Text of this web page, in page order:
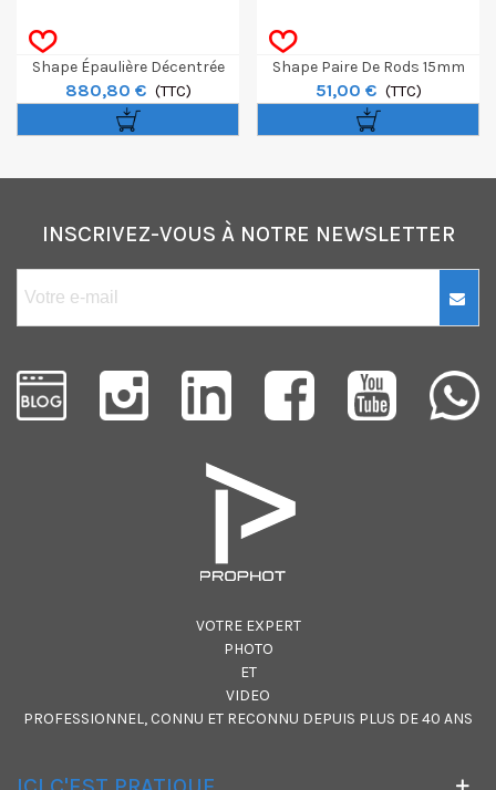
Shape Épaulière Décentrée
Pour Canon C100 / C300 /
C500
880,80 € (TTC)
Shape Paire De Rods 15mm
Mâle-Femelle 10cm
51,00 € (TTC)
INSCRIVEZ-VOUS À NOTRE NEWSLETTER
VOTRE EXPERT
PHOTO
ET
VIDEO
PROFESSIONNEL, CONNU ET RECONNU DEPUIS PLUS DE 40 ANS